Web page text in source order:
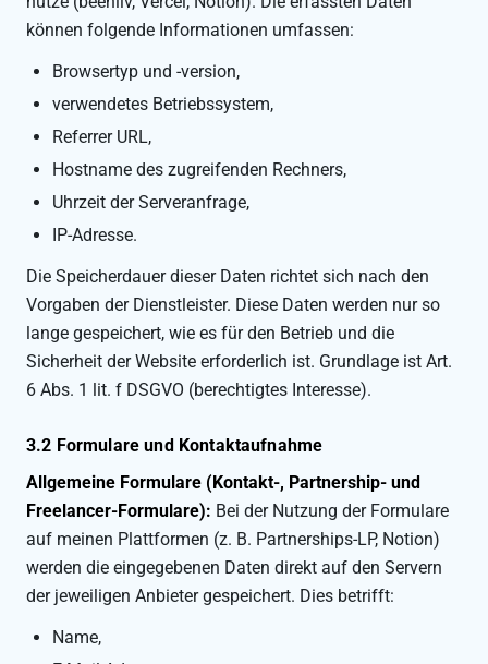
können folgende Informationen umfassen:
Browsertyp und -version,
verwendetes Betriebssystem,
Referrer URL,
Hostname des zugreifenden Rechners,
Uhrzeit der Serveranfrage,
IP-Adresse.
Die Speicherdauer dieser Daten richtet sich nach den
Vorgaben der Dienstleister. Diese Daten werden nur so
lange gespeichert, wie es für den Betrieb und die
Sicherheit der Website erforderlich ist. Grundlage ist Art.
6 Abs. 1 lit. f DSGVO (berechtigtes Interesse).
3.2 Formulare und Kontaktaufnahme
Allgemeine Formulare (Kontakt-, Partnership- und
Freelancer-Formulare): Bei der Nutzung der Formulare
auf meinen Plattformen (z. B. Partnerships-LP, Notion)
werden die eingegebenen Daten direkt auf den Servern
der jeweiligen Anbieter gespeichert. Dies betrifft:
Name,